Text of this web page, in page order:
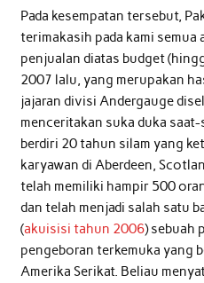
Pada kesempatan tersebut,
terimakasih pada kami
penjualan diatas budget
2007 lalu, yang merupakan
jajaran divisi Andergauge
menceritakan suka duka
berdiri 20 tahun silam yang
karyawan di Aberdeen,
telah memiliki hampir 500
dan telah menjadi salah satu
(akuisisi tahun 2006) sebuah
pengeboran terkemuka yang
Amerika Serikat. Beliau